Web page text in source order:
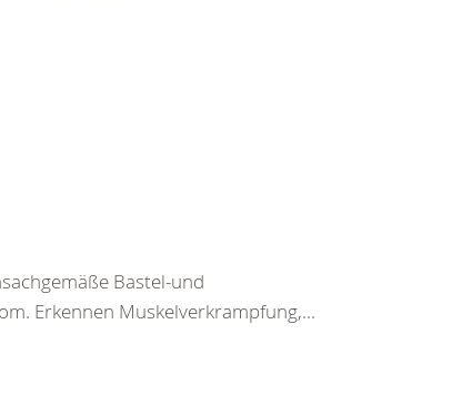
Bastel-und
Erkennen Muskelverkrampfung,...